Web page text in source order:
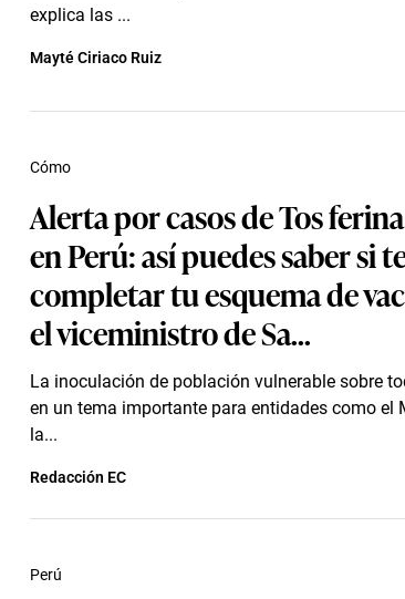
explica las ...
Mayté Ciriaco Ruiz
Alerta por casos de Tos
en Perú: así puedes saber si
completar tu esquema de
el viceministro de Sa...
La inoculación de población vulnerable sobre
en un tema importante para entidades como el
la...
Cómo
Redacción EC
Perú